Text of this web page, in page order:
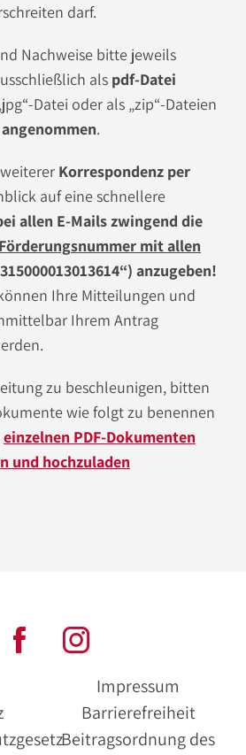
darf.
Nachweise bitte jeweils
als pdf-Datei
Datei oder als „zip“-Dateien
.
Korrespondenz per
auf eine schnellere
allen E-Mails zwingend die
snummer mit allen
anzugeben!
Ihre Mitteilungen und
Ihrem Antrag
zu beschleunigen, bitten
wie folgt zu benennen
einzelnen PDF-Dokumenten
und hochzuladen
Impressum
Barrierefreiheit
Beitragsordnung des